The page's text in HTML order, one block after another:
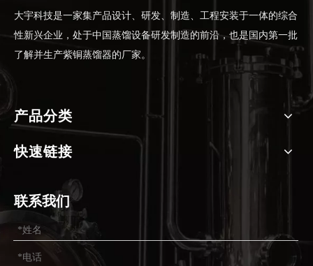
大宇科技是一家集产品设计、研发、制造、工程安装于一体的综合
性新兴企业，处于中国蒸馏设备研发制造的前沿，也是国内第一批
了解并生产紫铜蒸馏器的厂家。
产品分类
快速链接
联系我们